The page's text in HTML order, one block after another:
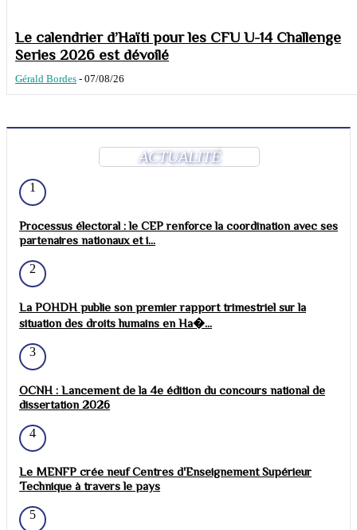
Le calendrier d’Haïti pour les CFU U-14 Challenge
Series 2026 est dévoilé
Gérald Bordes - 07/08/26
ACTUALITÉ
1
Processus électoral : le CEP renforce la coordination avec ses
partenaires nationaux et i...
2
La POHDH publie son premier rapport trimestriel sur la
situation des droits humains en Ha�...
3
OCNH : Lancement de la 4e édition du concours national de
dissertation 2026
4
Le MENFP crée neuf Centres d'Enseignement Supérieur
Technique à travers le pays
5